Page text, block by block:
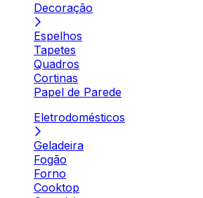
Decoração
Espelhos
Tapetes
Quadros
Cortinas
Papel de Parede
Eletrodomésticos
Geladeira
Fogão
Forno
Cooktop